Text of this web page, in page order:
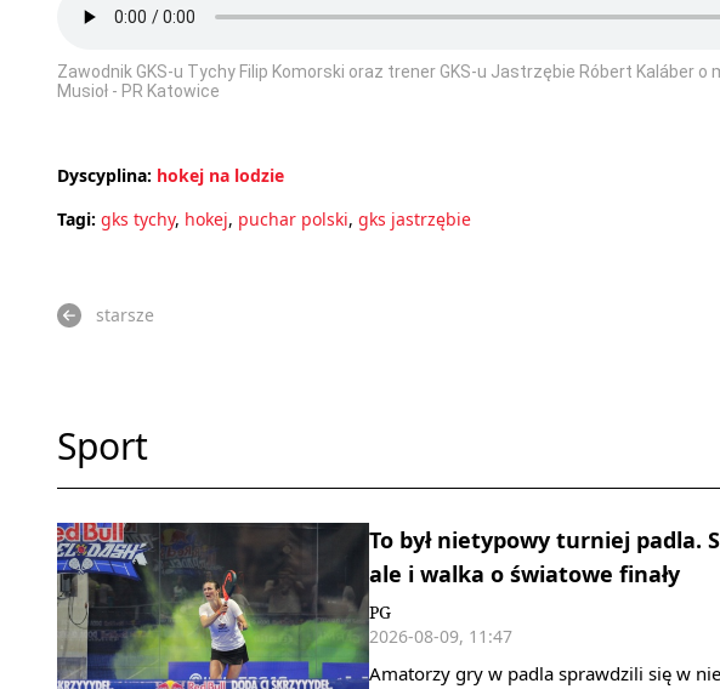
Zawodnik GKS-u Tychy Filip Komorski oraz trener GKS-u Jastrzębie Róbert Kaláber o
Musioł - PR Katowice
Dyscyplina: hokej na lodzie
Tagi: gks tychy, hokej, puchar polski, gks jastrzębie
starsze
Sport
To był nietypowy turniej padla.
ale i walka o światowe finały
PG
2026-08-09, 11:47
Amatorzy gry w padla sprawdzili się w